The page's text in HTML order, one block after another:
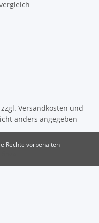
Versandkosten und
anders angegeben
Rechte vorbehalten